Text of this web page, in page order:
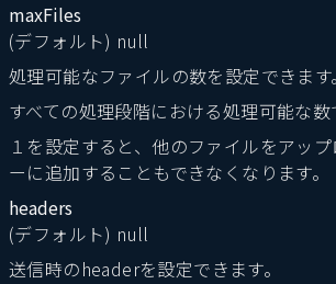
maxFiles
(デフォルト) null
処理可能なファイルの数を設定できます。
すべての処理段階における処理可能な数
１を設定すると、他のファイルをアッ
ーに追加することもできなくなります。
headers
(デフォルト) null
送信時のheaderを設定できます。